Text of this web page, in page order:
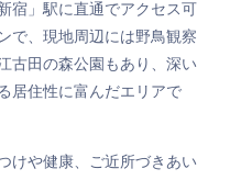
宿」駅に直通でアクセス可
で、現地周辺には野鳥観察
古田の森公園もあり、深い
居住性に富んだエリアで
けや健康、ご近所づきあい